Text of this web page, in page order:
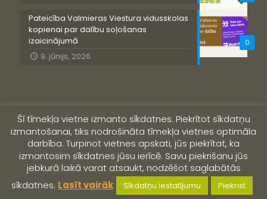
0
Pateicība Valmieras Viestura vidusskolas
kopienai par dalību soļošanas
izaicinājumā
9. jūnijs, 2026
© 2019 Valmieras Viestura vidusskola
Šī tīmekļa vietne izmanto sīkdatnes. Piekrītot sīkdatņu
izmantošanai, tiks nodrošināta tīmekļa vietnes optimāla
darbība. Turpinot vietnes apskati, jūs piekrītat, ka
izmantosim sīkdatnes jūsu ierīcē. Savu piekrišanu jūs
jebkurā laikā varat atsaukt, nodzēšot saglabātās
sīkdatnes. Lasīt vairāk Sīkdatņu iestatījumu Piekrist